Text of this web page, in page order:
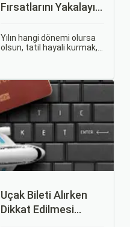
Fırsatlarını Yakalayın:
İpuçları
Yılın hangi dönemi olursa
olsun, tatil hayali kurmak,
dakikada karar verip bir
anda bavulları toplayıp yola
çıkmak bazen zorlayıcı
olabilir.
Uçak Bileti Alırken
Dikkat Edilmesi